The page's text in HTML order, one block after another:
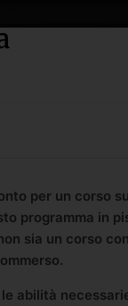
per un corso
programma in
sia un corso
abilità